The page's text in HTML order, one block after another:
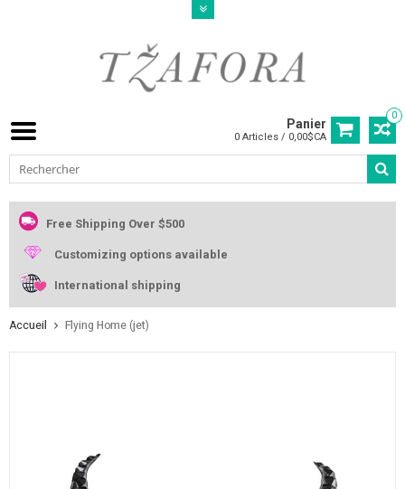
0
Panier
0 Articles / 0,00$CA
Free Shipping Over $500
Customizing options available
International shipping
Accueil Flying Home (jet)